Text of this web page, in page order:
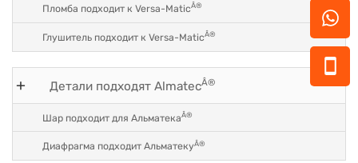
Пломба подходит к Versa-MaticÂ®
Глушитель подходит к Versa-MaticÂ®
Детали подходят AlmatecÂ®
Шар подходит для АльматекаÂ®
Диафрагма подходит АльматекуÂ®